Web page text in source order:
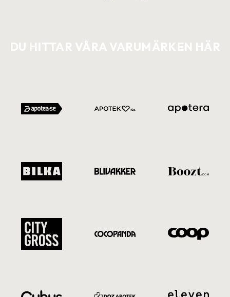
DU HITTAR VÅRA VARUMÄRKEN HÄR